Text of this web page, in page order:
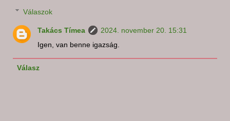
Válaszok
Takács Tímea
2024. november 20. 15:31
Igen, van benne igazság.
Válasz